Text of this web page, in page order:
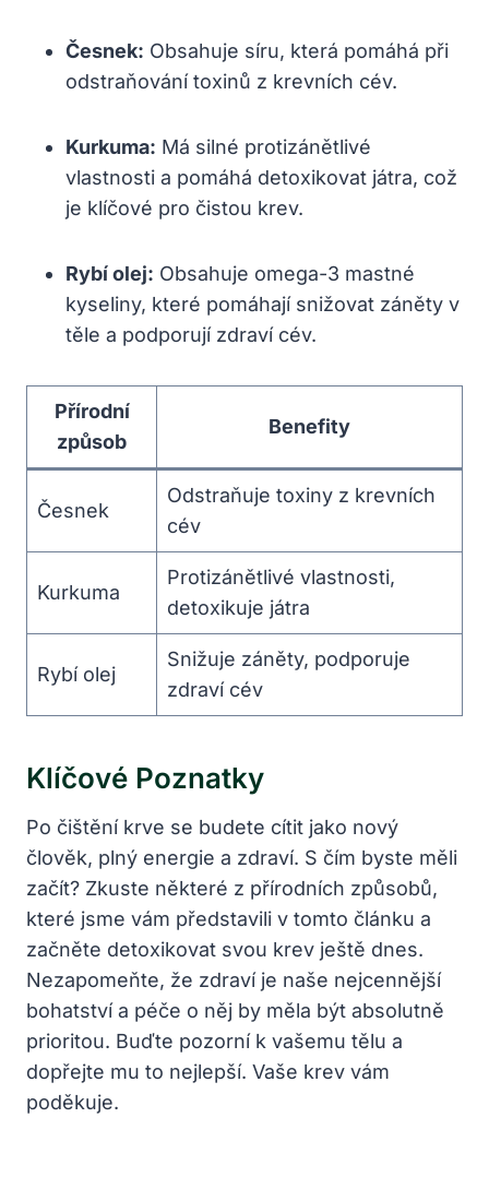
Česnek: Obsahuje síru, která pomáhá při
odstraňování toxinů⁣ z krevních cév.
Kurkuma: Má silné protizánětlivé
vlastnosti a pomáhá detoxikovat játra, ⁤což
je klíčové pro čistou krev.
Rybí olej: ​Obsahuje omega-3 mastné
⁤kyseliny, ⁤které pomáhají snižovat záněty ⁤v
těle⁢ a ⁤podporují zdraví cév.
Přírodní
způsob
Benefity
Česnek
Odstraňuje toxiny z krevních
cév
Kurkuma
Protizánětlivé​ vlastnosti,
detoxikuje​ játra
Rybí olej
Snižuje záněty, podporuje
zdraví cév
Klíčové Poznatky
Po čištění krve⁢ se budete cítit‌ jako nový
člověk, plný energie ⁣a zdraví. S čím ⁣byste měli
začít? Zkuste některé z​ přírodních způsobů,
které⁣ jsme vám představili v tomto článku a
začněte detoxikovat svou krev ještě dnes.
Nezapomeňte, že zdraví je naše nejcennější
bohatství ‍a ‍péče o ⁣něj by měla být⁤ absolutně
prioritou. Buďte pozorní k vašemu ⁣tělu a
dopřejte mu to nejlepší. Vaše⁣ krev vám
poděkuje.